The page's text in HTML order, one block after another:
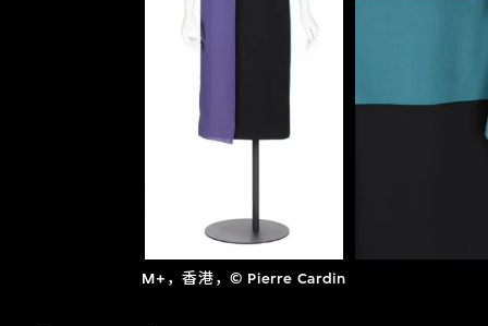
M+，香港，© Pierre Cardin